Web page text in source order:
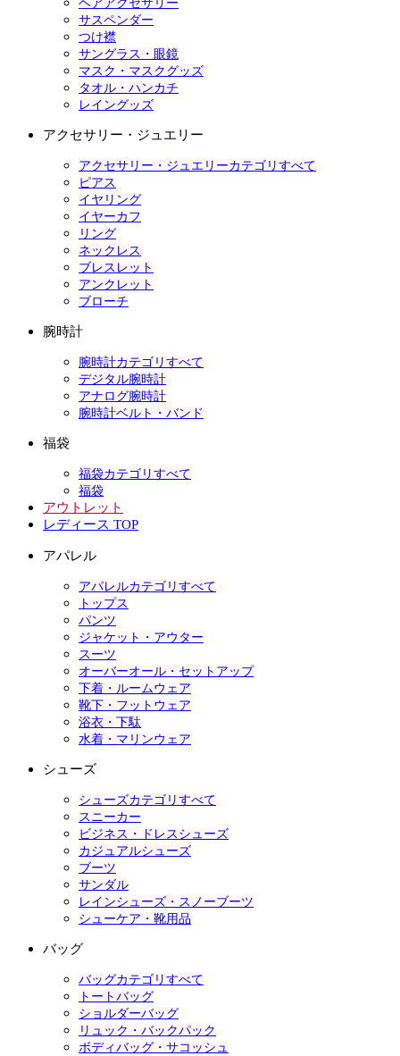
ヘアアクセサリー
サスペンダー
つけ襟
サングラス・眼鏡
マスク・マスクグッズ
タオル・ハンカチ
レイングッズ
アクセサリー・ジュエリー
アクセサリー・ジュエリーカテゴリすべて
ピアス
イヤリング
イヤーカフ
リング
ネックレス
ブレスレット
アンクレット
ブローチ
腕時計
腕時計カテゴリすべて
デジタル腕時計
アナログ腕時計
腕時計ベルト・バンド
福袋
福袋カテゴリすべて
福袋
アウトレット
レディース TOP
アパレル
アパレルカテゴリすべて
トップス
パンツ
ジャケット・アウター
スーツ
オーバーオール・セットアップ
下着・ルームウェア
靴下・フットウェア
浴衣・下駄
水着・マリンウェア
シューズ
シューズカテゴリすべて
スニーカー
ビジネス・ドレスシューズ
カジュアルシューズ
ブーツ
サンダル
レインシューズ・スノーブーツ
シューケア・靴用品
バッグ
バッグカテゴリすべて
トートバッグ
ショルダーバッグ
リュック・バックパック
ボディバッグ・サコッシュ